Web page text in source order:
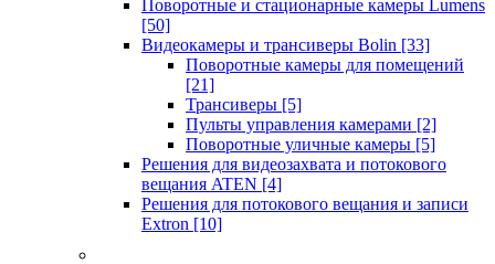
Поворотные и стационарные камеры Lumens
[50]
Видеокамеры и трансиверы Bolin [33]
Поворотные камеры для помещений
[21]
Трансиверы [5]
Пульты управления камерами [2]
Поворотные уличные камеры [5]
Решения для видеозахвата и потокового
вещания ATEN [4]
Решения для потокового вещания и записи
Extron [10]